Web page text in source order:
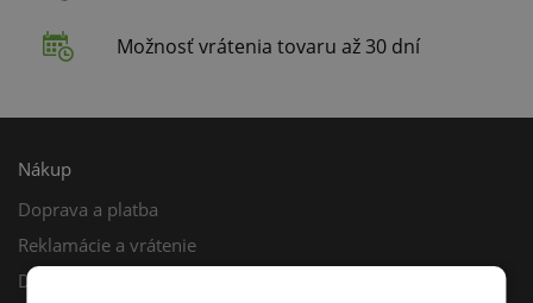
Možnosť vrátenia tovaru až 30 dní
Nákup
Doprava a platba
Reklamácie a vrátenie
Darčekový poukaz